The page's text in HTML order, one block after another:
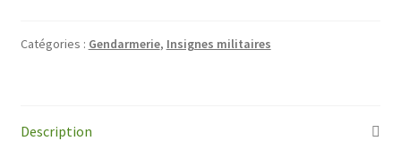
-
Catégories : Gendarmerie, Insignes militaires
Description